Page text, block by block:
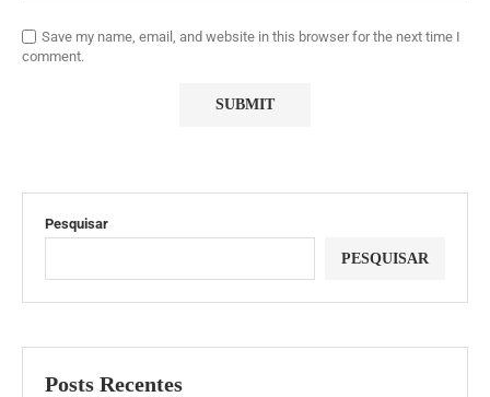
Save my name, email, and website in this browser for the next time I
comment.
Pesquisar
PESQUISAR
Posts Recentes